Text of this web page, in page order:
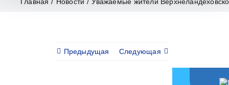
Предыдущая Следующая